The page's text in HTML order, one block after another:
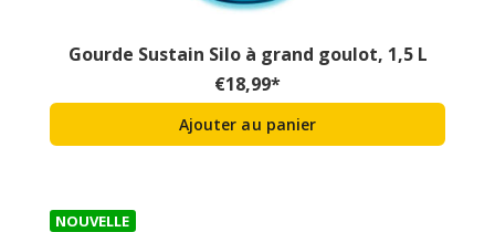
Gourde Sustain Silo à grand goulot, 1,5 L
€18,99*
Ajouter au panier
NOUVELLE